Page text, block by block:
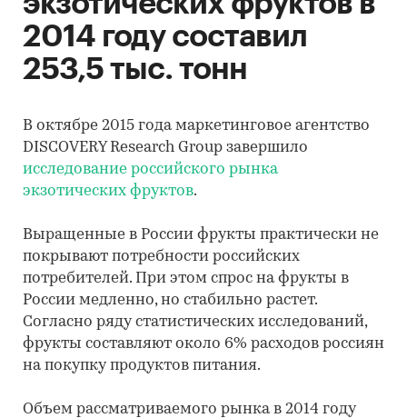
2014 году составил
253,5 тыс. тонн
В октябре 2015 года маркетинговое агентство
DISCOVERY Research Group завершило
исследование российского рынка
экзотических фруктов.
Выращенные в России фрукты практически не
покрывают потребности российских
потребителей. При этом спрос на фрукты в
России медленно, но стабильно растет.
Согласно ряду статистических исследований,
фрукты составляют около 6% расходов россиян
на покупку продуктов питания.
Объем рассматриваемого рынка в 2014 году